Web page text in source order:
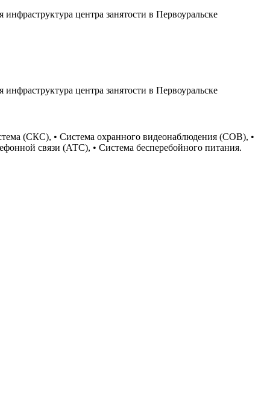
центра занятости в Первоуральске
центра занятости в Первоуральске
(СКС), • Система охранного видеонаблюдения (СОВ), •
связи (АТС), • Система бесперебойного питания.